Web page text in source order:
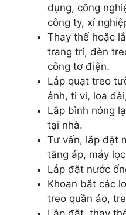
dụng, công
công ty, xí
Thay thế hoặc
trang trí, đèn
công tơ điện.
Lắp quạt treo
ảnh, ti vi, loa
Lắp bình nóng
tại nhà.
Tư vấn, lắp đặt
tăng áp, máy
Lắp đặt nước
Khoan bắt các
treo quần áo,